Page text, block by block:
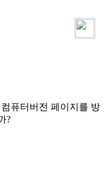
퓨터버전 페이지를 방
?